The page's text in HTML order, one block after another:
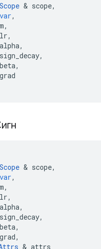
Scope & scope,
var,
m,
lr,
alpha,
sign_decay,
beta,
grad
Scope & scope,
var,
m,
lr,
alpha,
sign_decay,
beta,
grad,
& attrs